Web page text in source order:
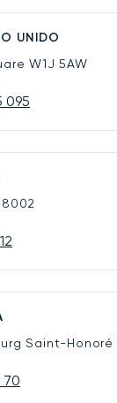
UNIDO
W1J 5AW
095
8002
Saint-Honoré
70